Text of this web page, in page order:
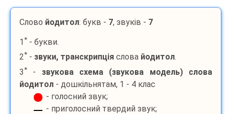
Слово йодитол: букв - 7, звуків - 7
1 * - букви.
2* - звуки, транскрипція слова йодитол.
3* - звукова схема (звукова модель) слова
йодитол - дошкільнятам, 1 - 4 клас
- голосний звук;
- приголосний твердий звук;